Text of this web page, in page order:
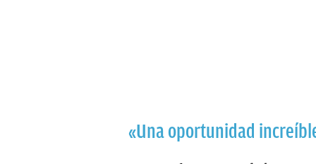
«Una oportunidad